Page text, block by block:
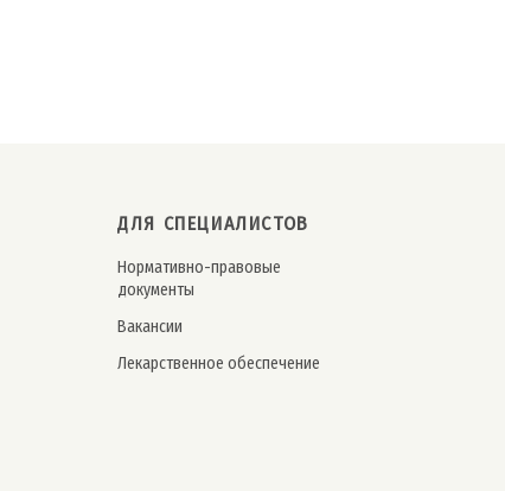
ДЛЯ СПЕЦИАЛИСТОВ
Нормативно-правовые
документы
Вакансии
Лекарственное обеспечение